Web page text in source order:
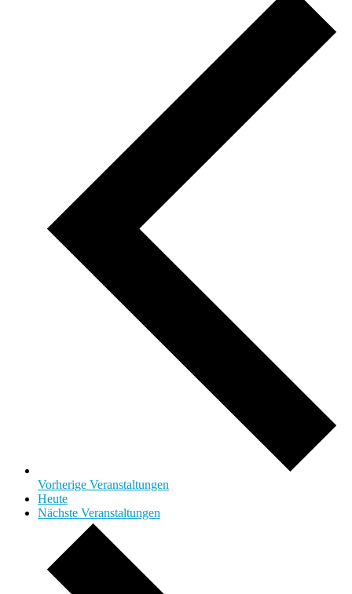
Vorherige Veranstaltungen
Heute
Nächste Veranstaltungen